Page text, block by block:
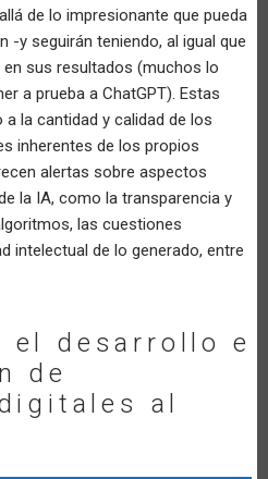
de lo impresionante que pueda
-y seguirán teniendo, al igual que
sus resultados (muchos lo
a prueba a ChatGPT). Estas
la cantidad y calidad de los
inherentes de los propios
alertas sobre aspectos
la IA, como la transparencia y
las cuestiones
intelectual de lo generado, entre
el desarrollo e
de
al